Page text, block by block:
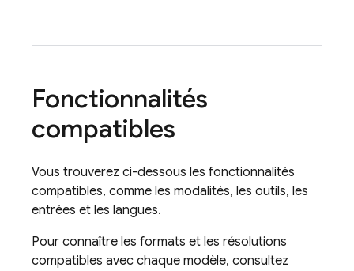
Fonctionnalités
compatibles
Vous trouverez ci-dessous les fonctionnalités
compatibles, comme les modalités, les outils, les
entrées et les langues.
Pour connaître les formats et les résolutions
compatibles avec chaque modèle, consultez